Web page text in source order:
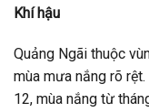
Khí hậu
Quảng Ngãi thuộc
mùa mưa nắng rõ
12, mùa nắng từ